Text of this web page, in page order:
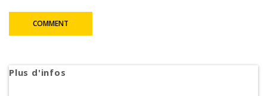
COMMENT
Plus d'infos